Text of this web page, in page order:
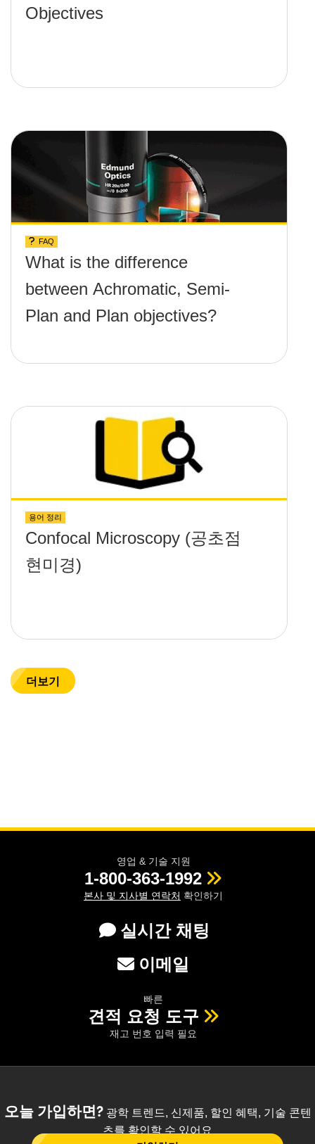
Objectives
FAQ
What is the difference
between Achromatic, Semi-
Plan and Plan objectives?
용어 정리
Confocal Microscopy (공초점
현미경)
더보기
영업 & 기술 지원
1-800-363-1992
본사 및 지사별 연락처 확인하기
실시간 채팅
이메일
빠른
견적 요청 도구
재고 번호 입력 필요
오늘 가입하면?광학 트렌드, 신제품, 할인 혜택, 기술 콘텐
츠를 확인할 수 있어요